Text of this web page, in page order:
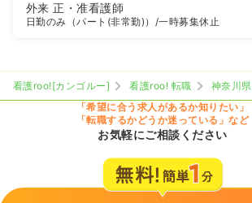
外来正・准看護師
日勤のみ（パート(非常勤)） /一時募集休止
看護roo![カンゴルー] 看護roo! 転職 神奈川県
「希望に合う求人があるか知りたい」
「転職するかどうか迷っている」など
お気軽にご相談ください